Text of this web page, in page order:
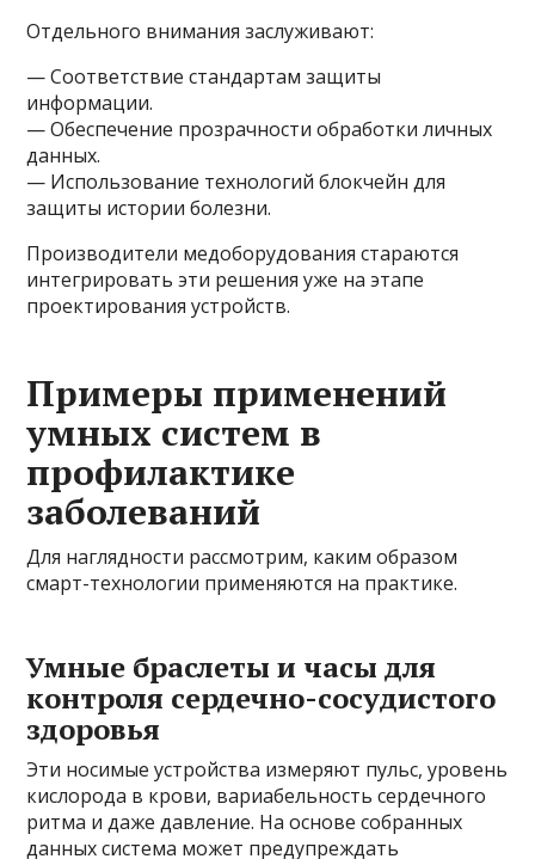
Отдельного внимания заслуживают:
— Соответствие стандартам защиты
информации.
— Обеспечение прозрачности обработки личных
данных.
— Использование технологий блокчейн для
защиты истории болезни.
Производители медоборудования стараются
интегрировать эти решения уже на этапе
проектирования устройств.
Примеры применений
умных систем в
профилактике
заболеваний
Для наглядности рассмотрим, каким образом
смарт-технологии применяются на практике.
Умные браслеты и часы для
контроля сердечно-сосудистого
здоровья
Эти носимые устройства измеряют пульс, уровень
кислорода в крови, вариабельность сердечного
ритма и даже давление. На основе собранных
данных система может предупреждать